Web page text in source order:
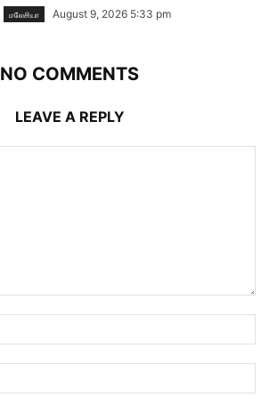
மலேசியா August 9, 2026 5:33 pm
NO COMMENTS
LEAVE A REPLY